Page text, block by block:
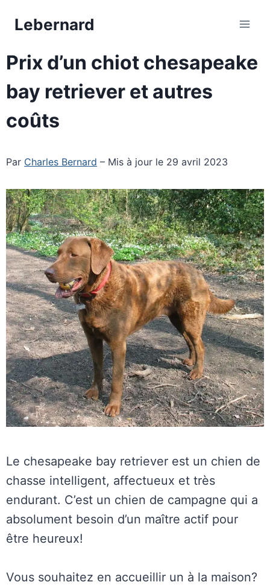
Lebernard
Prix d’un chiot chesapeake
bay retriever et autres
coûts
Par Charles Bernard – Mis à jour le 29 avril 2023
Le chesapeake bay retriever est un chien de
chasse intelligent, affectueux et très
endurant. C’est un chien de campagne qui a
absolument besoin d’un maître actif pour
être heureux!
Vous souhaitez en accueillir un à la maison?